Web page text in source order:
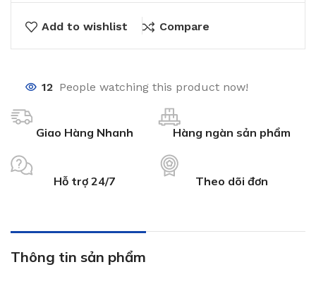
Add to wishlist Compare
12 People watching this product now!
Giao Hàng Nhanh Hàng ngàn sản phẩm
Hỗ trợ 24/7 Theo dõi đơn
Thông tin sản phẩm